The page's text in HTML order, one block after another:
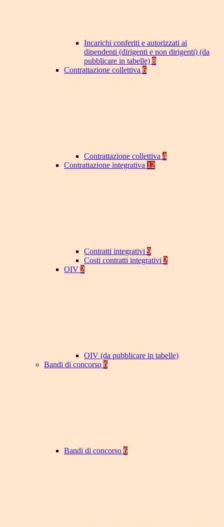
Incarichi conferiti e autorizzati ai
dipendenti (dirigenti e non dirigenti) (da
pubblicare in tabelle) 8
Contrattazione collettiva 6
Contrattazione collettiva 4
Contrattazione integrativa 12
Contratti integrativi 9
Costi contratti integrativi 2
OIV 2
OIV (da pubblicare in tabelle)
Bandi di concorso 6
Bandi di concorso 6